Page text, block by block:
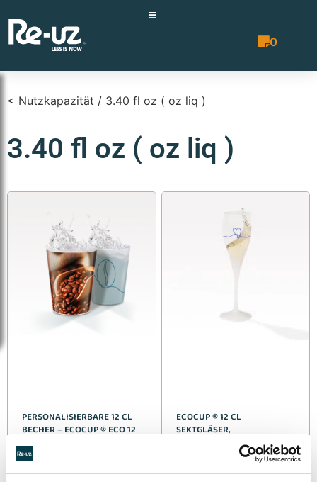
0
< Nutzkapazität / 3.40 fl oz ( oz liq )
3.40 fl oz ( oz liq )
PERSONALISIERBARE 12 CL
BECHER – ECOCUP ® ECO 12
Siehe Einzelheiten >
ECOCUP ® 12 CL
SEKTGLÄSER,
WIEDERVERWENDBAR UND
PERSONALISIERBAR
Siehe Einzelheiten >